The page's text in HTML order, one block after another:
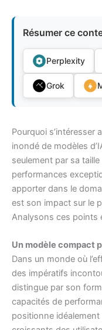
Résumer ce
Perplexity
Grok
Pourquoi s’intéresser
inondé de modèles
seulement par sa
performances
apporter dans le
est son impact sur le
Analysons ces points
Un modèle compact
Dans un monde où
des impératifs
distingue par son
capacités de
positionne